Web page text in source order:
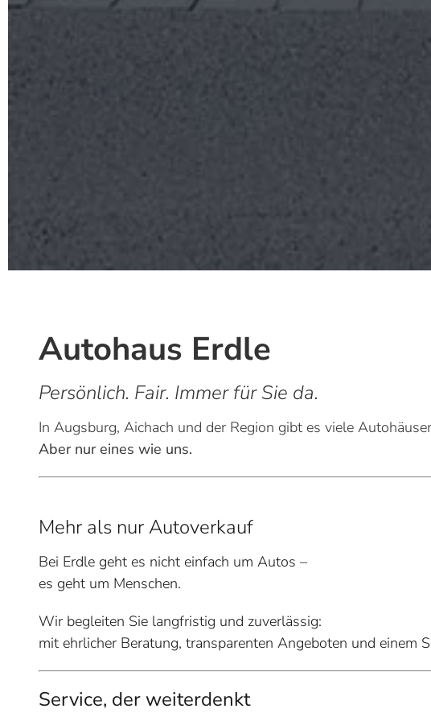
Autohaus Erdle
Persönlich. Fair. Immer für Sie da.
In Augsburg, Aichach und der Region gibt es viele
Aber nur eines wie uns.
Mehr als nur Autoverkauf
Bei Erdle geht es nicht einfach um Autos –
es geht um Menschen.
Wir begleiten Sie langfristig und zuverlässig:
mit ehrlicher Beratung, transparenten Angeboten und einem
Service, der weiterdenkt